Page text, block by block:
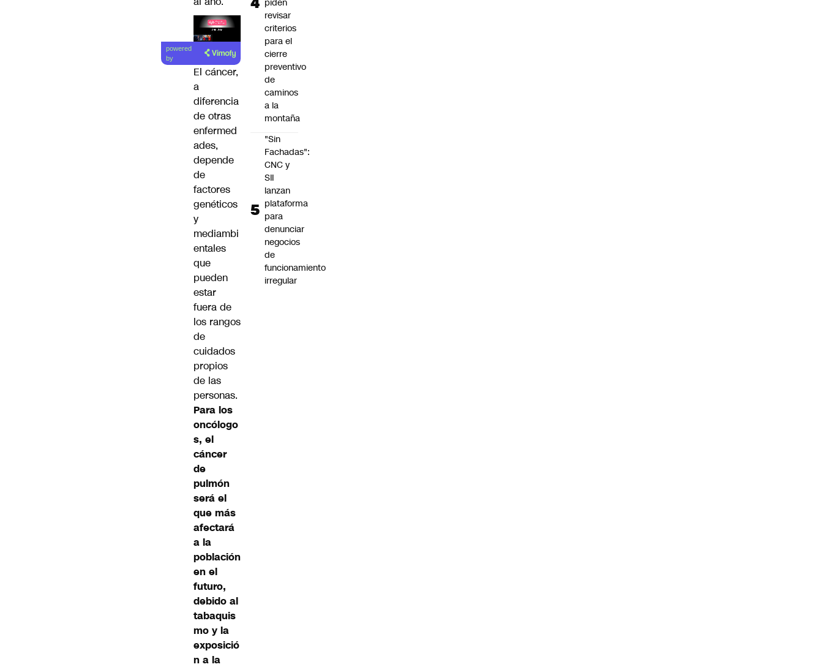
Lea el
artículo
powered
by
El cáncer,
a
diferencia
de otras
enfermed
ades,
depende
de
factores
genéticos
y
mediambi
entales
que
pueden
estar
fuera de
los rangos
de
cuidados
propios
de las
personas.
Para los
oncólogo
s, el
cáncer
de
pulmón
será el
que más
afectará
a la
población
en el
futuro,
debido al
tabaquis
mo y la
exposició
n a la
piden
revisar
criterios
para el
cierre
preventivo
de
caminos
a la
montaña
"Sin
Fachadas":
CNC y
SII
lanzan
plataforma
para
denunciar
negocios
de
funcionamiento
irregular